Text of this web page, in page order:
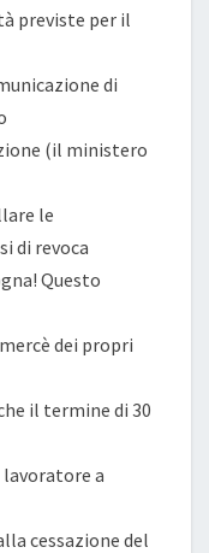
previste per il
di
(il ministero
le
di revoca
Questo
dei propri
il termine di 30
a
cessazione del